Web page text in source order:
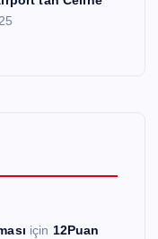
için 12Puan